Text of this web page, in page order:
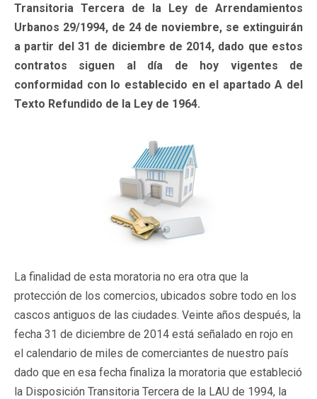
Transitoria Tercera de la Ley de Arrendamientos
Urbanos 29/1994, de 24 de noviembre, se extinguirán
a partir del 31 de diciembre de 2014, dado que estos
contratos siguen al día de hoy vigentes de
conformidad con lo establecido en el apartado A del
Texto Refundido de la Ley de 1964.
La finalidad de esta moratoria no era otra que la
protección de los comercios, ubicados sobre todo en los
cascos antiguos de las ciudades. Veinte años después, la
fecha 31 de diciembre de 2014 está señalado en rojo en
el calendario de miles de comerciantes de nuestro país
dado que en esa fecha finaliza la moratoria que estableció
la Disposición Transitoria Tercera de la LAU de 1994, la